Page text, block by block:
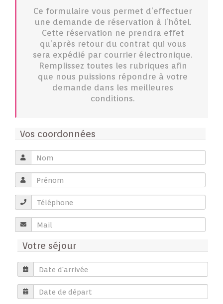
Ce formulaire vous permet d’effectuer
une demande de réservation à l’hôtel.
Cette réservation ne prendra effet
qu’après retour du contrat qui vous
sera expédié par courrier électronique.
Remplissez toutes les rubriques afin
que nous puissions répondre à votre
demande dans les meilleures
conditions.
Vos coordonnées
Votre séjour